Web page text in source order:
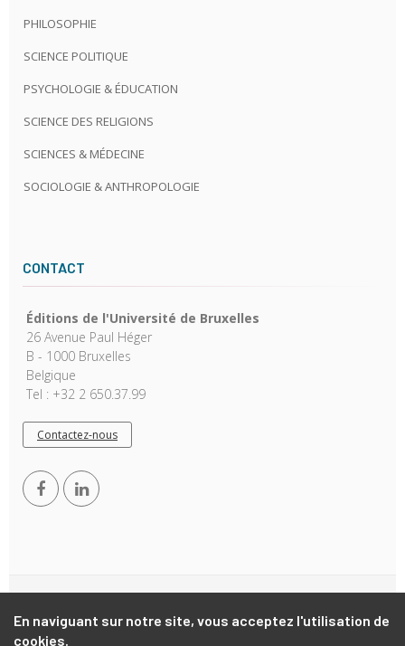
En naviguant sur notre site, vous acceptez l'utilisation de
cookies.
PHILOSOPHIE
SCIENCE POLITIQUE
PSYCHOLOGIE & ÉDUCATION
SCIENCE DES RELIGIONS
SCIENCES & MÉDECINE
SOCIOLOGIE & ANTHROPOLOGIE
CONTACT
Éditions de l'Université de Bruxelles
26 Avenue Paul Héger
B - 1000 Bruxelles
Belgique
Tel : +32 2 650.37.99
Contactez-nous
Reserved